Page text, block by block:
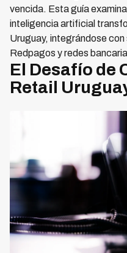
vencida. Esta guía
inteligencia artificial
Uruguay, integrándose
Redpagos y redes
El Desafío de
Retail